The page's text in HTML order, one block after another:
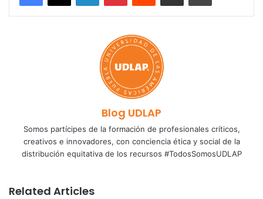
Blog UDLAP
Somos partícipes de la formación de profesionales críticos,
creativos e innovadores, con conciencia ética y social de la
distribución equitativa de los recursos #TodosSomosUDLAP
Related Articles